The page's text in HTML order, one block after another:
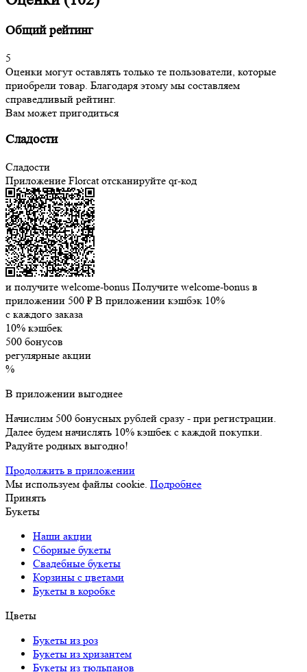
Общий рейтинг
5
Оценки могут оставлять только те пользователи, которые
приобрели товар. Благодаря этому мы составляем
справедливый рейтинг.
Вам может пригодиться
Сладости
Сладости
Приложение Florcat отсканируйте qr-код
и получите welcome-bonus Получите welcome-bonus в
приложении 500 ₽ В приложении кэшбэк 10%
с каждого заказа
10% кэшбек
500 бонусов
регулярные акции
%
В приложении выгоднее
Начислим 500 бонусных рублей сразу - при регистрации.
Далее будем начислять 10% кэшбек с каждой покупки.
Радуйте родных выгодно!
Продолжить в приложении
Мы используем файлы cookie. Подробнее
Принять
Букеты
Наши акции
Сборные букеты
Свадебные букеты
Корзины с цветами
Букеты в коробке
Цветы
Букеты из роз
Букеты из хризантем
Букеты из тюльпанов